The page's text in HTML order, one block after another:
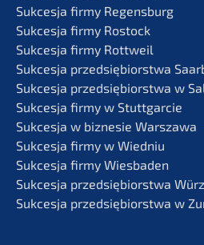
Sukces­ja firmy Regensburg
Sukces­ja firmy Rostock
Sukces­ja firmy Rottweil
Sukces­ja przedsię­bi­orst­wa
Sukces­ja przedsię­bi­orst­wa w
Sukces­ja firmy w Stuttgarcie
Sukces­ja w bizne­sie Warszawa
Sukces­ja firmy w Wiedniu
Sukces­ja firmy Wiesbaden
Sukces­ja przedsię­bi­orst­wa
Sukces­ja przedsię­bi­orst­wa w